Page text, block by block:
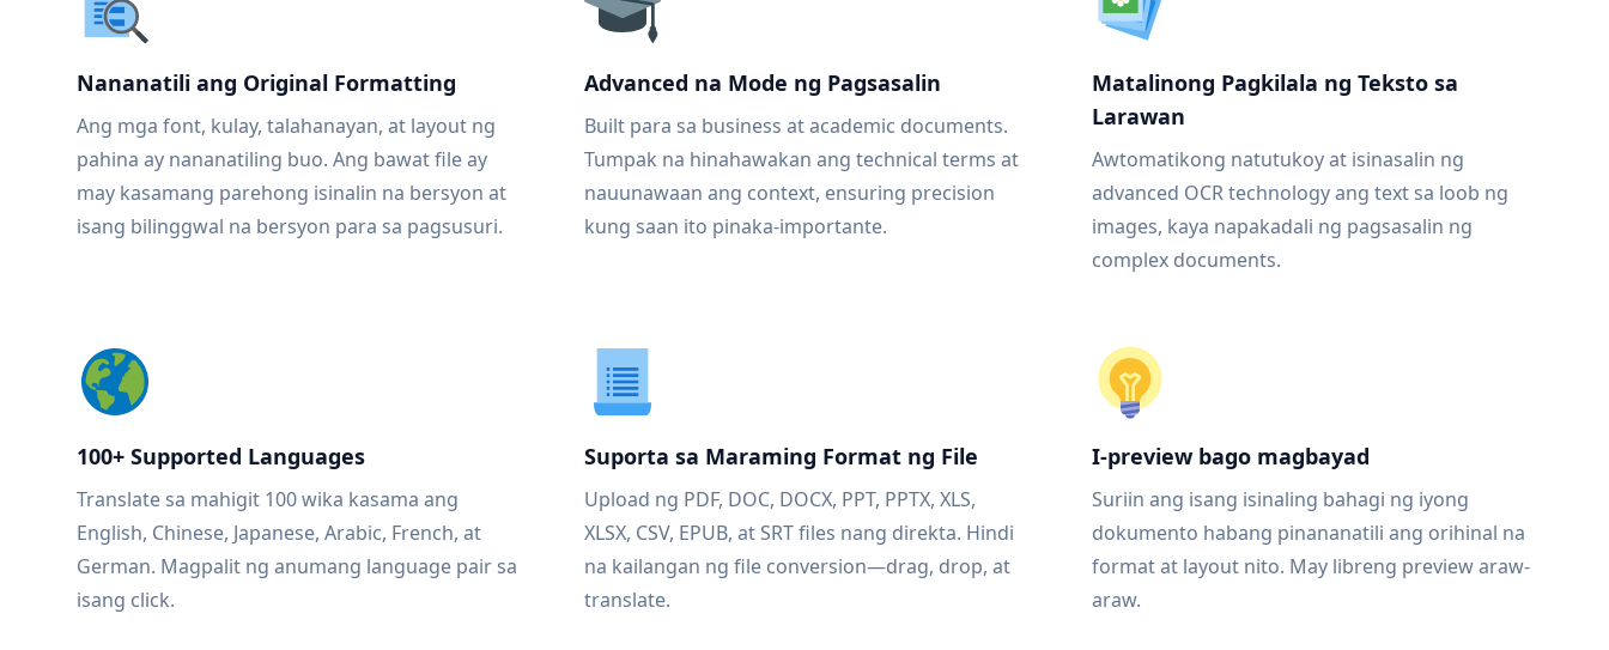
Nananatili ang Original Formatting
Ang mga font, kulay, talahanayan, at layout ng
pahina ay nananatiling buo. Ang bawat file ay
may kasamang parehong isinalin na bersyon at
isang bilinggwal na bersyon para sa pagsusuri.
Advanced na Mode ng Pagsasalin
Built para sa business at academic documents.
Tumpak na hinahawakan ang technical terms at
nauunawaan ang context, ensuring precision
kung saan ito pinaka-importante.
Matalinong Pagkilala ng Teksto sa
Larawan
Awtomatikong natutukoy at isinasalin ng
advanced OCR technology ang text sa loob ng
images, kaya napakadali ng pagsasalin ng
complex documents.
100+ Supported Languages
Translate sa mahigit 100 wika kasama ang
English, Chinese, Japanese, Arabic, French, at
German. Magpalit ng anumang language pair sa
isang click.
Suporta sa Maraming Format ng File
Upload ng PDF, DOC, DOCX, PPT, PPTX, XLS,
XLSX, CSV, EPUB, at SRT files nang direkta. Hindi
na kailangan ng file conversion—drag, drop, at
translate.
I-preview bago magbayad
Suriin ang isang isinaling bahagi ng iyong
dokumento habang pinananatili ang orihinal na
format at layout nito. May libreng preview araw-
araw.